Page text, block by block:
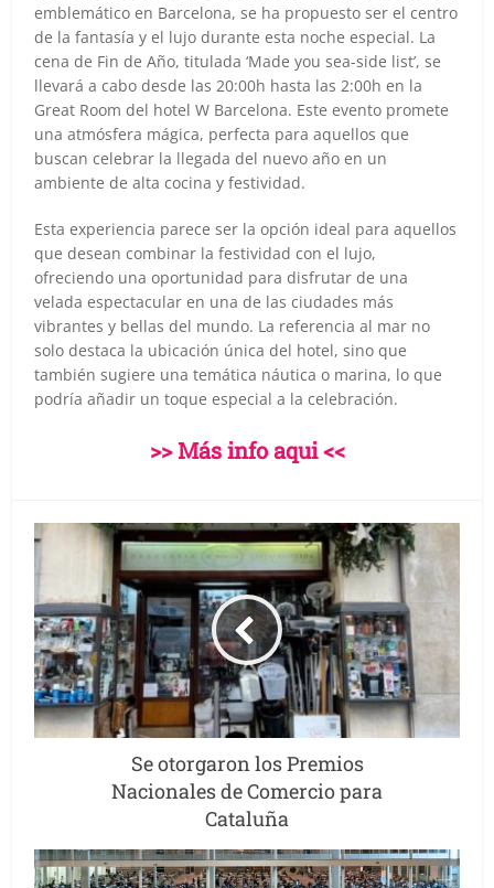
emblemático en Barcelona, se ha propuesto ser el centro
de la fantasía y el lujo durante esta noche especial. La
cena de Fin de Año, titulada ‘Made you sea-side list’, se
llevará a cabo desde las 20:00h hasta las 2:00h en la
Great Room del hotel W Barcelona. Este evento promete
una atmósfera mágica, perfecta para aquellos que
buscan celebrar la llegada del nuevo año en un
ambiente de alta cocina y festividad.
Esta experiencia parece ser la opción ideal para aquellos
que desean combinar la festividad con el lujo,
ofreciendo una oportunidad para disfrutar de una
velada espectacular en una de las ciudades más
vibrantes y bellas del mundo. La referencia al mar no
solo destaca la ubicación única del hotel, sino que
también sugiere una temática náutica o marina, lo que
podría añadir un toque especial a la celebración.
>> Más info aqui <<
Se otorgaron los Premios
Nacionales de Comercio para
Cataluña